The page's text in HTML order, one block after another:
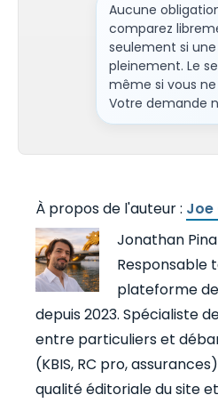
Aucune
comparez
seulement si
pleinement. Le
même si vous
Votre demande
Joe
Jonathan
Responsable
plateforme
depuis 2023. Spécialiste
entre particuliers et
(KBIS, RC pro,
qualité éditoriale du site